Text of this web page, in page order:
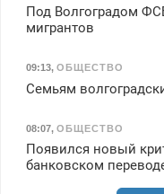
Под Волгоградом
мигрантов
09:13, ОБЩЕСТВО
Семьям
08:07, ОБЩЕСТВО
Появился новый
банковском